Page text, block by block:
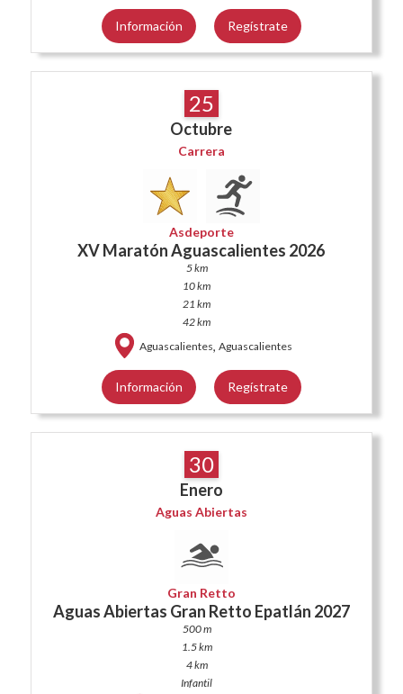
Información Regístrate
25
Octubre
Carrera
Asdeporte
XV Maratón Aguascalientes 2026
5 km
10 km
21 km
42 km
Aguascalientes, Aguascalientes
Información Regístrate
30
Enero
Aguas Abiertas
Gran Retto
Aguas Abiertas Gran Retto Epatlán 2027
500 m
1.5 km
4 km
Infantil